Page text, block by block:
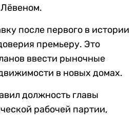
после первого в истории
премьеру. Это
ввести рыночные
в новых домах.
должность главы
рабочей партии,